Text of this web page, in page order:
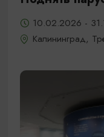
10.02.2026 -
Калининград,